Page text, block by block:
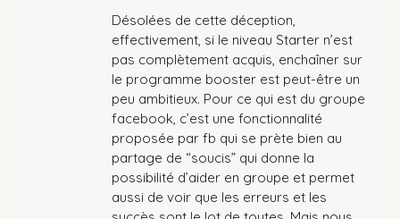
Désolées de cette déception,
effectivement, si le niveau Starter n’est
pas complètement acquis, enchaîner sur
le programme booster est peut-être un
peu ambitieux. Pour ce qui est du groupe
facebook, c’est une fonctionnalité
proposée par fb qui se prète bien au
partage de “soucis” qui donne la
possibilité d’aider en groupe et permet
aussi de voir que les erreurs et les